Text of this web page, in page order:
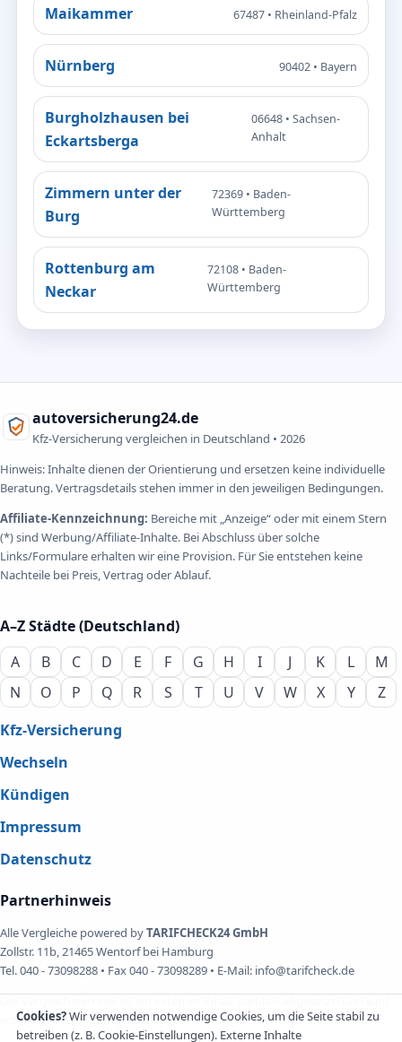
Maikammer 67487 • Rheinland-Pfalz
Nürnberg 90402 • Bayern
Burgholzhausen bei
Eckartsberga
06648 • Sachsen-
Anhalt
Zimmern unter der
Burg
72369 • Baden-
Württemberg
Rottenburg am
Neckar
72108 • Baden-
Württemberg
autoversicherung24.de
Kfz-Versicherung vergleichen in Deutschland • 2026
Hinweis: Inhalte dienen der Orientierung und ersetzen keine individuelle
Beratung. Vertragsdetails stehen immer in den jeweiligen Bedingungen.
Affiliate-Kennzeichnung: Bereiche mit „Anzeige“ oder mit einem Stern
(*) sind Werbung/Affiliate-Inhalte. Bei Abschluss über solche
Links/Formulare erhalten wir eine Provision. Für Sie entstehen keine
Nachteile bei Preis, Vertrag oder Ablauf.
A–Z Städte (Deutschland)
A
B C D E F G H I J K L
M
N
O P Q R S T U V W X Y
Z
Kfz-Versicherung
Wechseln
Kündigen
Impressum
Datenschutz
Partnerhinweis
Alle Vergleiche powered byTARIFCHECK24 GmbH
Zollstr. 11b, 21465 Wentorf bei Hamburg
Tel. 040 - 73098288 • Fax 040 - 73098289 • E-Mail: info@tarifcheck.de
erst nach Zustimmung geladen.
Cookies?Wir verwenden notwendige Cookies, um die Seite stabil zu
betreiben (z. B. Cookie-Einstellungen). Externe Inhalte